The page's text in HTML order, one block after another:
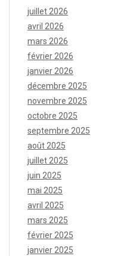
juillet 2026
avril 2026
mars 2026
février 2026
janvier 2026
décembre 2025
novembre 2025
octobre 2025
septembre 2025
août 2025
juillet 2025
juin 2025
mai 2025
avril 2025
mars 2025
février 2025
janvier 2025